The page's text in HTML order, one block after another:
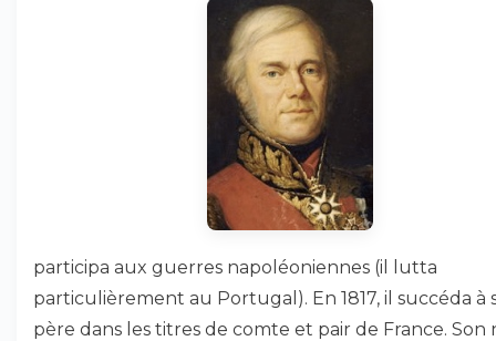
participa aux guerres napoléoniennes (il lutta
particulièrement au Portugal). En 1817, il succéda à
père dans les titres de comte et pair de France. Son